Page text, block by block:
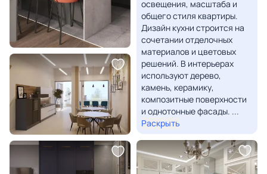
освещения, масштаба и
общего стиля квартиры.
Дизайн кухни строится на
сочетании отделочных
материалов и цветовых
решений. В интерьерах
используют дерево,
камень, керамику,
композитные поверхности
и однотонные фасады. ...
Раскрыть